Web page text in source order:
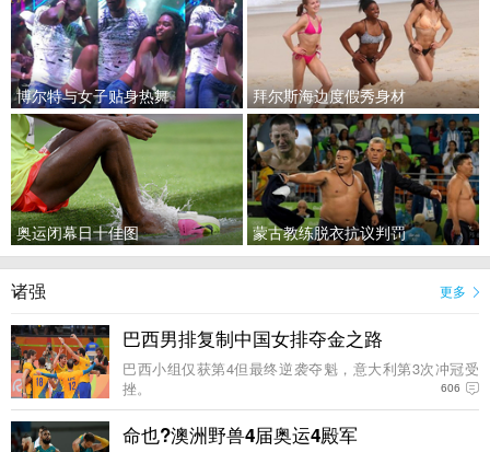
博尔特与女子贴身热舞 拜尔斯海边度假秀身材
奥运闭幕日十佳图 蒙古教练脱衣抗议判罚
诸强 更多
巴西男排复制中国女排夺金之路
巴西小组仅获第4但最终逆袭夺魁，意大利第3次冲冠受
挫。
606
命也?澳洲野兽4届奥运4殿军